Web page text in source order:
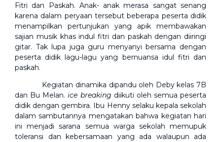
Fitri dan Paskah. Anak- anak merasa sangat senang
karena dalam peryaan tersebut beberapa peserta didik
menampilkan pertunjukan yang apik membawakan
sajian musik khas indul fitri dan paskah dengan diiringi
gitar. Tak lupa juga guru menyanyi bersama dengan
peserta didik lagu-lagu yang bernuansa idul fitri dan
paskah.
Kegiatan dinamika dipandu oleh Deby kelas 7B
dan Bu Melan.ice breaking diikuti oleh semua peserta
didik dengan gembira. Ibu Henny selaku kepala sekolah
dalam sambutannya mengatakan bahwa kegiatan hari
ini menjadi sarana semua warga sekolah memupuk
toleransi dan kebersamaan yang ada walaupun ada